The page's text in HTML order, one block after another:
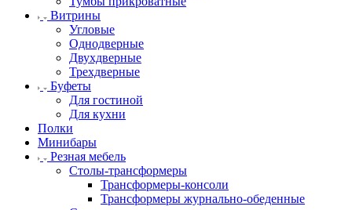
Витрины
Угловые
Однодверные
Двухдверные
Трехдверные
Буфеты
Для гостиной
Для кухни
Полки
Минибары
Резная мебель
Столы-трансформеры
Трансформеры-консоли
Трансформеры журнально-обеденные